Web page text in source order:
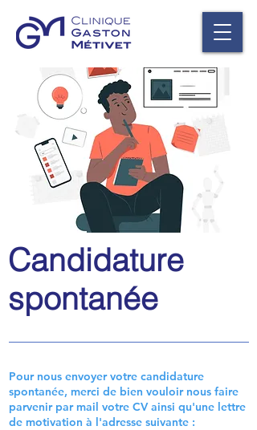
Candidature
spontanée
Pour nous envoyer votre candidature
spontanée, merci de bien vouloir nous faire
parvenir par mail votre CV ainsi qu'une lettre
de motivation à l'adresse suivante :